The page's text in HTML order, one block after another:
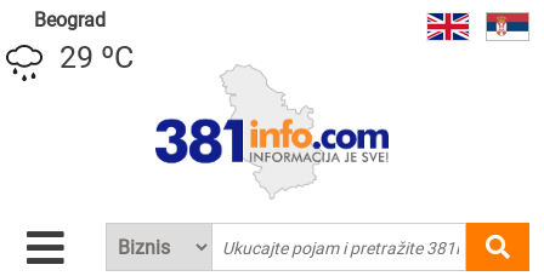
Beograd
29 ºC